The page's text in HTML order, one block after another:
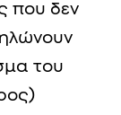
που δεν
του